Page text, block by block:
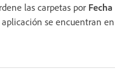
las carpetas por
aplicación se encuentran